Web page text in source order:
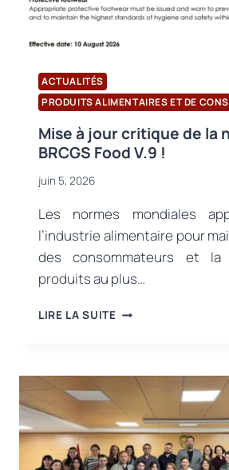
LA
D’OUVERTURE
SYMPOSIUM
INTERNATIONAL
ACTUALITÉS
PRODUITS ALIMENTAIRES ET DE
Mise à jour critique de la
BRCGS Food V.9 !
juin 5, 2026
Les normes mondiales
l’industrie alimentaire pour
des consommateurs et
produits au plus…
LIRE LA SUITEMISE
DE
NORME
BRCGS
FOOD
V.9